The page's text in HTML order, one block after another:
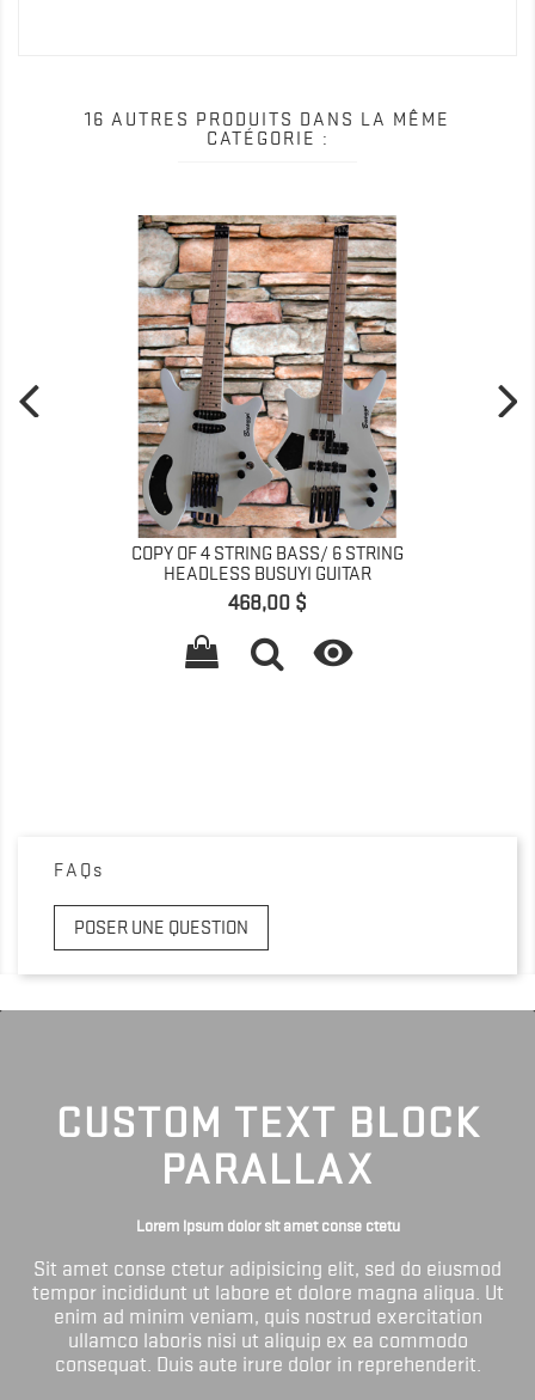
16 AUTRES PRODUITS DANS LA MÊME
CATÉGORIE :
COPY OF 4 STRING BASS/ 6 STRING
HEADLESS BUSUYI GUITAR
Prix
468,00 $

FAQs
POSER UNE QUESTION
CUSTOM TEXT BLOCK
PARALLAX
Lorem ipsum dolor sit amet conse ctetu
Sit amet conse ctetur adipisicing elit, sed do eiusmod
tempor incididunt ut labore et dolore magna aliqua. Ut
enim ad minim veniam, quis nostrud exercitation
ullamco laboris nisi ut aliquip ex ea commodo
consequat. Duis aute irure dolor in reprehenderit.